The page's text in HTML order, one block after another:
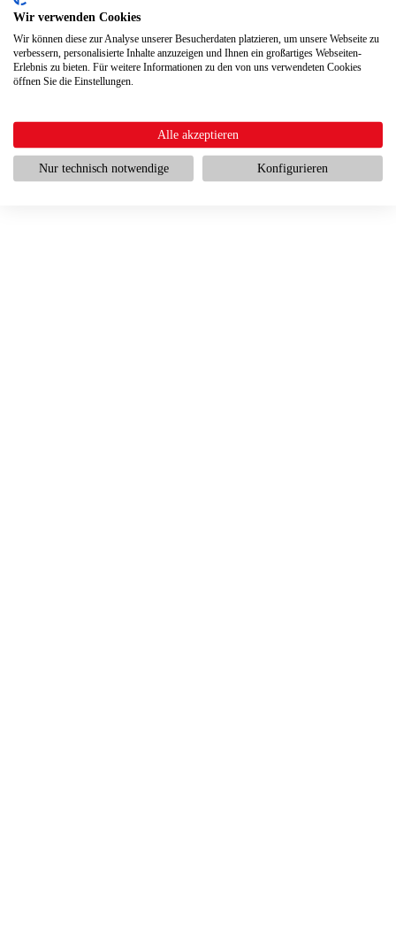
Wir verwenden Cookies
Wir können diese zur Analyse unserer Besucherdaten platzieren, um unsere Webseite zu
verbessern, personalisierte Inhalte anzuzeigen und Ihnen ein großartiges Webseiten-
Erlebnis zu bieten. Für weitere Informationen zu den von uns verwendeten Cookies
öffnen Sie die Einstellungen.
Alle akzeptieren
Nur technisch notwendige Konfigurieren